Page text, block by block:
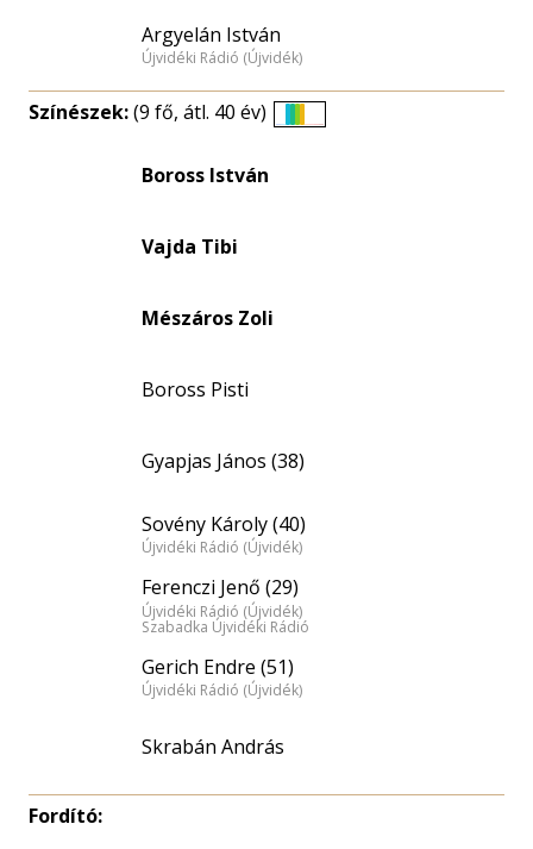
Argyelán István
Újvidéki Rádió (Újvidék)
Színészek:(9 fő, átl. 40 év)
Boross István
Vajda Tibi
Mészáros Zoli
Boross Pisti
Gyapjas János (38)
Sovény Károly (40)
Újvidéki Rádió (Újvidék)
Ferenczi Jenő (29)
Újvidéki Rádió (Újvidék)
Szabadka Újvidéki Rádió
Gerich Endre (51)
Újvidéki Rádió (Újvidék)
Skrabán András
Fordító: